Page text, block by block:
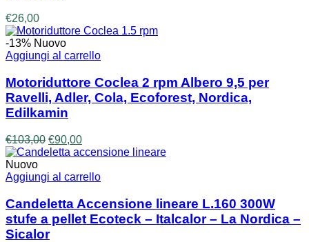
€26,00
-13% Nuovo
Aggiungi al carrello
Motoriduttore Coclea 2 rpm Albero 9,5 per
Ravelli, Adler, Cola, Ecoforest, Nordica,
Edilkamin
€103,00 Il
prezzo
era:
€90,00Il
prezzo
è:
Nuovo
Aggiungi al carrello
Candeletta Accensione lineare L.160 300W
stufe a pellet Ecoteck – Italcalor – La Nordica –
Sicalor